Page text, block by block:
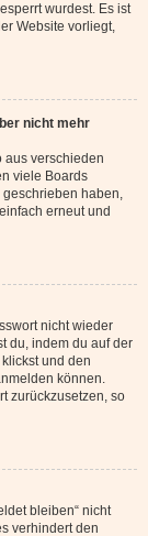
wurdest. Es ist
Website vorliegt,
nicht mehr
aus verschieden
viele Boards
haben,
erneut und
nicht wieder
du, indem du auf der
und den
können.
zurückzusetzen, so
bleiben“ nicht
verhindert den